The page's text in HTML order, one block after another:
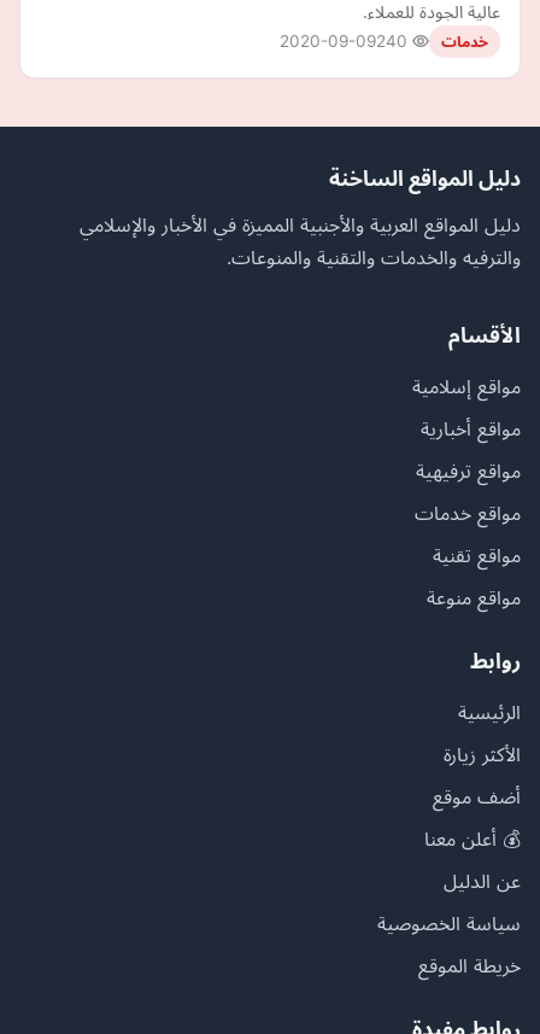
عالية الجودة للعملاء.
خدمات 2020-09-09
دليل المواقع الساخنة
دليل المواقع العربية والأجنبية المميزة في الأخبار والإسلامي
والترفيه والخدمات والتقنية والمنوعات.
الأقسام
مواقع إسلامية
مواقع أخبارية
مواقع ترفيهية
مواقع خدمات
مواقع تقنية
مواقع منوعة
روابط
الرئيسية
الأكثر زيارة
أضف موقع
💰 أعلن معنا
عن الدليل
سياسة الخصوصية
خريطة الموقع